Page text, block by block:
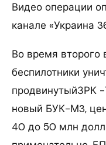
Видео операции
канале «Украина
Во время второго
беспилотники
продвинутыйЗРК
новый БУК-М3,
40 до 50 млн